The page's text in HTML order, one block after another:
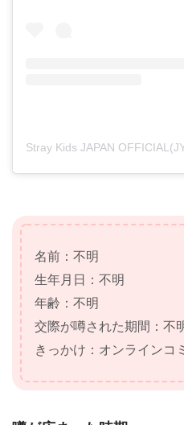
名前：不明
生年月日：不明
年齢：不明
交際が噂された期間：不
きっかけ：オンラインコ